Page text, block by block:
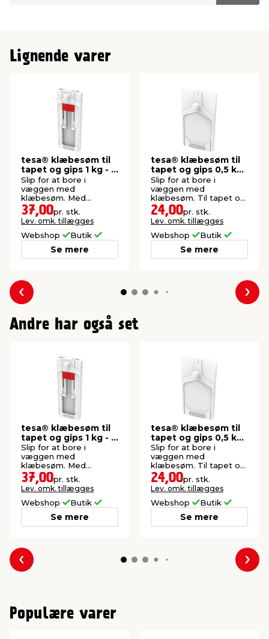
Lignende varer
tesa® klæbesøm til
tapet og gips 1 kg - 2
stk.
Slip for at bore i
væggen med
klæbesøm. Med
højdejustering. Maks. 1
kg.
37,00pr. stk.
Lev. omk. tillægges
Webshop Butik
Se mere
tesa® klæbesøm til
tapet og gips 0,5 kg
- 2 stk.
Slip for at bore i
væggen med
klæbesøm. Til tapet og
gips. Maks. 0,5 kg.
24,00pr. stk.
Lev. omk. tillægges
Webshop Butik
Se mere
Forrige
Andre har også set
tesa® klæbesøm til
tapet og gips 1 kg - 2
stk.
Slip for at bore i
væggen med
klæbesøm. Med
højdejustering. Maks. 1
kg.
37,00pr. stk.
Lev. omk. tillægges
Webshop Butik
Se mere
tesa® klæbesøm til
tapet og gips 0,5 kg
- 2 stk.
Slip for at bore i
væggen med
klæbesøm. Til tapet og
gips. Maks. 0,5 kg.
24,00pr. stk.
Lev. omk. tillægges
Webshop Butik
Se mere
Forrige
Populære varer